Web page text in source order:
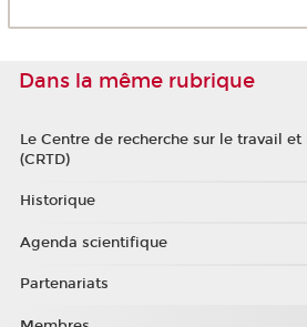
Dans la même rubrique
Le Centre de recherche sur le travail
(CRTD)
Historique
Agenda scientifique
Partenariats